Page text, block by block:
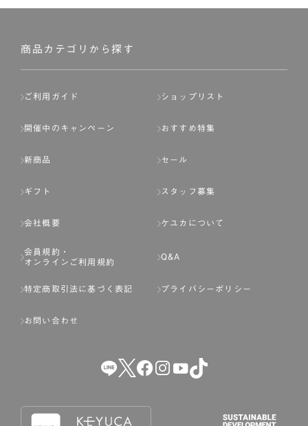
商品カテゴリから探す
ご利用ガイド ショップリスト
開催中のキャンペーン おすすめ特集
新商品 セール
ギフト スタッフ募集
会社概要 ケユカについて
会員規約・
オンラインご利用規約
Q&A
特定商取引法に基づく表記 プライバシーポリシー
お問い合わせ